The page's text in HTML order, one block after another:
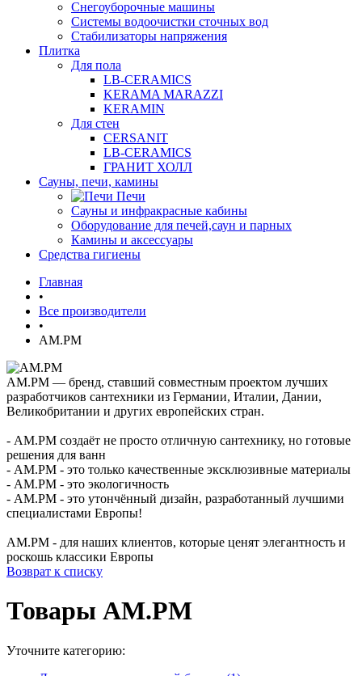
Снегоуборочные машины
Системы водоочистки сточных вод
Стабилизаторы напряжения
Плитка
Для пола
LB-CERAMICS
KERAMA MARAZZI
KERAMIN
Для стен
CERSANIT
LB-CERAMICS
ГРАНИТ ХОЛЛ
Сауны, печи, камины
Печи
Сауны и инфракрасные кабины
Оборудование для печей,саун и парных
Камины и аксессуары
Средства гигиены
Главная
•
Все производители
•
AM.PM
AM.PM — бренд, ставший совместным проектом лучших
разработчиков сантехники из Германии, Италии, Дании,
Великобритании и других европейских стран.
- AM.PM создаёт не просто отличную сантехнику, но готовые
решения для ванн
- AM.PM - это только качественные эксклюзивные материалы
- AM.PM - это экологичность
- AM.PM - это утончённый дизайн, разработанный лучшими
специалистами Европы!
AM.PM - для наших клиентов, которые ценят элегантность и
роскошь классики Европы
Возврат к списку
Товары AM.PM
Уточните категорию: